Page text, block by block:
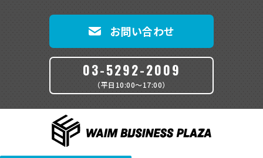
お問い合わせ
03-5292-2009
（平日10:00〜17:00）